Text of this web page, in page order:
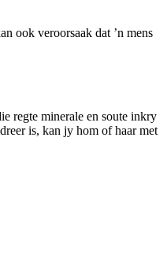
ook veroorsaak dat ’n mens
regte minerale en soute inkry
is, kan jy hom of haar met